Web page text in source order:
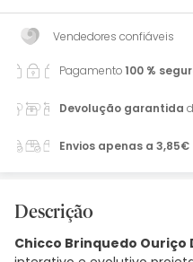
Vendedores confiáveis
Pagamento100 %
Devolução garantida
Envios apenas a 3,85€
Descrição
Chicco Brinquedo Ouriço